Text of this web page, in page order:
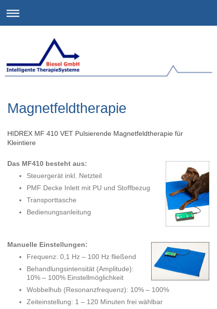
Magnetfeldtherapie
HIDREX MF 410 VET Pulsierende Magnetfeldtherapie für
Kleintiere
Das MF410 besteht aus:
Steuergerät inkl. Netzteil
PMF Decke Inlett mit PU und Stoffbezug
Transporttasche
Bedienungsanleitung
Manuelle Einstellungen:
Frequenz: 0,1 Hz – 100 Hz fließend
Behandlungsintensität (Amplitude):
10% – 100% Einstellmöglichkeit
Wobbelhub (Resonanzfrequenz): 10% – 100%
Zeiteinstellung: 1 – 120 Minuten frei wählbar